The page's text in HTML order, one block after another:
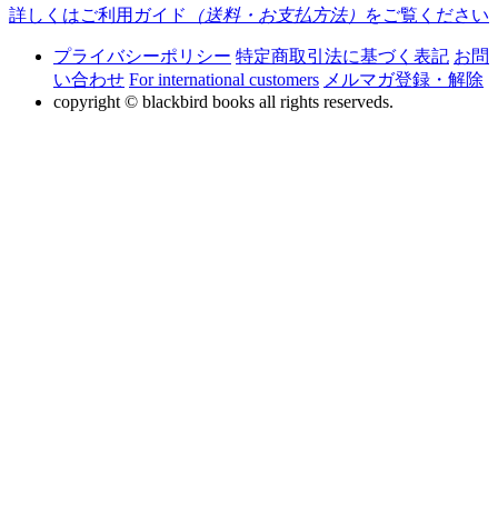
詳しくはご利用ガイド （送料・お支払方法） をご覧ください
プライバシーポリシー 特定商取引法に基づく表記 お問
い合わせ For international customers メルマガ登録・解除
copyright © blackbird books all rights reserveds.